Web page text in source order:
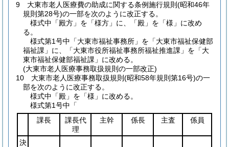
9
大東市老人医療費の助成に関する条例施行規則 (昭和46年
規則第28号)の一部を次のように改正する。
様式中「殿方」を「様方」に、「殿」を「様」に改め
る。
様式第1号中「大東市福祉事務所」を「大東市福祉保健部
福祉課」に、「大東市役所福祉事務所福祉推進課」を「大
東市福祉保健部福祉課」に改める。
(大東市老人医療事務取扱規則の一部改正)
10
大東市老人医療事務取扱規則 (昭和58年規則第16号)の一
部を次のように改正する。
様式中「殿」を「様」に改める。
様式第1号中「
課長
課長代
理
主幹 係長 主査 係員
決